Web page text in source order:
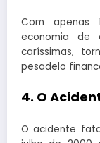
Com apenas
economia de
caríssimas,
pesadelo
4. O
O acidente